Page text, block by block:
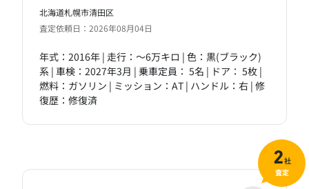
北海道札幌市清田区
査定依頼日：2026年08月04日
年式：2016年 | 走行：～6万キロ | 色：黒(ブラック)
系 | 車検：2027年3月 | 乗車定員： 5名 | ドア： 5枚 |
燃料：ガソリン | ミッション：AT | ハンドル：右 | 修
復歴：修復済
2社
査定